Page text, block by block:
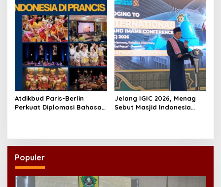
NU
Jantung Anak
Atdikbud Paris-Berlin
Perkuat Diplomasi Bahasa
Jelang IGIC 2026, Menag
Sebut Masjid Indonesia
Populer